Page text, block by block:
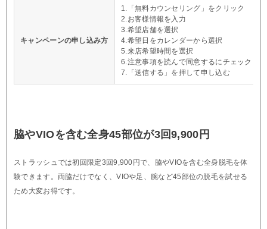
キャンペーンの申し込み方
1.「無料カウンセリング」をクリック
2.お客様情報を入力
3.希望店舗を選択
4.希望日をカレンダーから選択
5.来店希望時間を選択
6.注意事項を読んで同意するにチェック
7.「送信する」を押して申し込む
脇やVIOを含む全身45部位が3回9,900円
ストラッシュでは初回限定3回9,900円で、脇やVIOを含む全身脱毛を体
験できます。両脇だけでなく、VIOや足、腕など45部位の脱毛を試せる
ため大変お得です。